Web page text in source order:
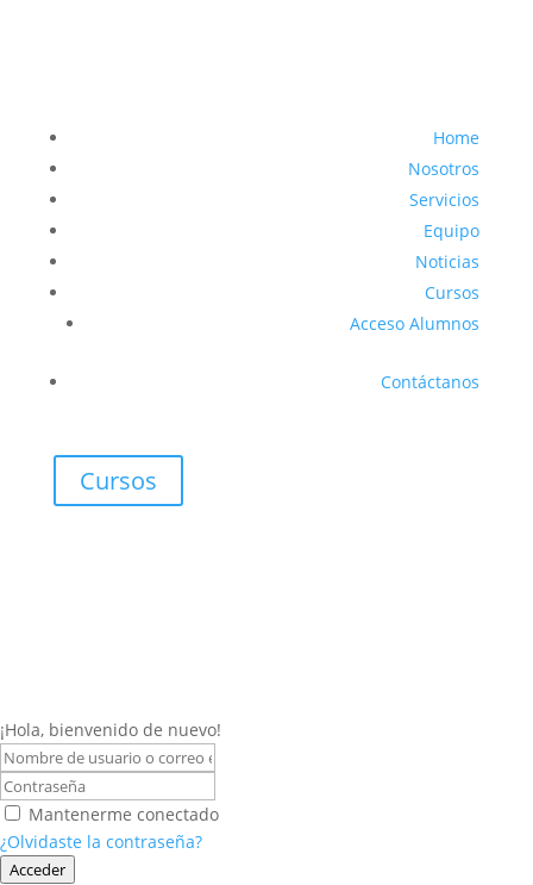
Home
Nosotros
Servicios
Equipo
Noticias
Cursos
Acceso Alumnos
Contáctanos
Cursos
¡Hola, bienvenido de nuevo!
Mantenerme conectado
¿Olvidaste la contraseña?
Acceder